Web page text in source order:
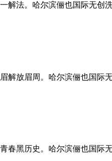
法。哈尔滨俪也国际无创
放眉周。哈尔滨俪也国际
黑历史。哈尔滨俪也国际